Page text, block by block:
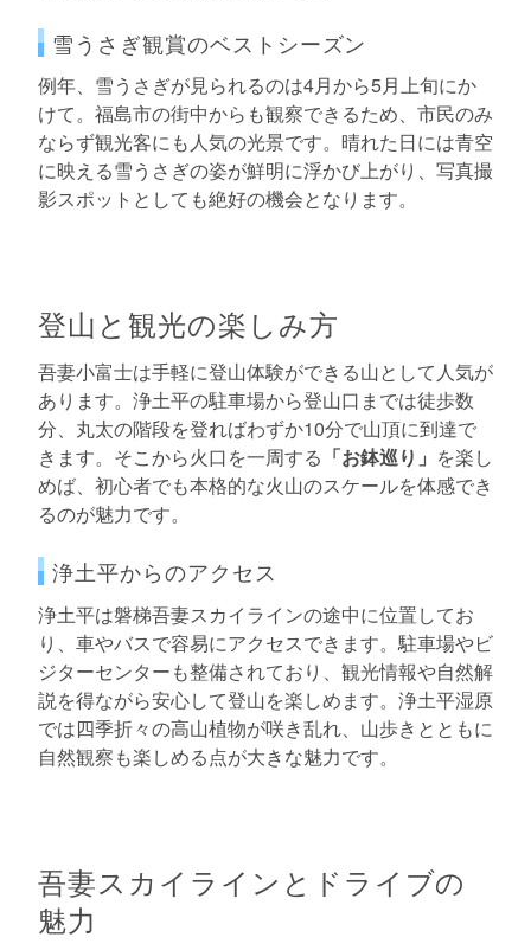
雪うさぎ観賞のベストシーズン
例年、雪うさぎが見られるのは4月から5月上旬にか
けて。福島市の街中からも観察できるため、市民のみ
ならず観光客にも人気の光景です。晴れた日には青空
に映える雪うさぎの姿が鮮明に浮かび上がり、写真撮
影スポットとしても絶好の機会となります。
登山と観光の楽しみ方
吾妻小富士は手軽に登山体験ができる山として人気が
あります。浄土平の駐車場から登山口までは徒歩数
分、丸太の階段を登ればわずか10分で山頂に到達で
きます。そこから火口を一周する 「お鉢巡り」 を楽し
めば、初心者でも本格的な火山のスケールを体感でき
るのが魅力です。
浄土平からのアクセス
浄土平は磐梯吾妻スカイラインの途中に位置してお
り、車やバスで容易にアクセスできます。駐車場やビ
ジターセンターも整備されており、観光情報や自然解
説を得ながら安心して登山を楽しめます。浄土平湿原
では四季折々の高山植物が咲き乱れ、山歩きとともに
自然観察も楽しめる点が大きな魅力です。
吾妻スカイラインとドライブの
魅力